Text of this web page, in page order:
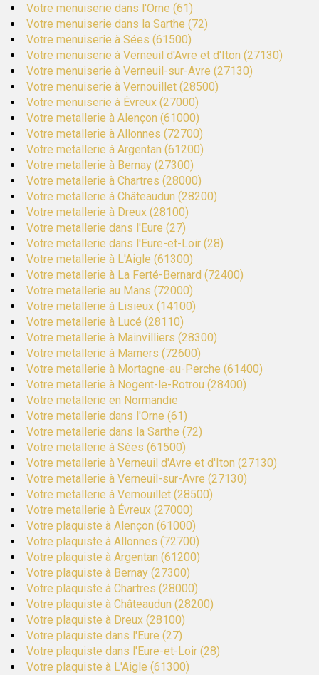
Votre menuiserie dans l'Orne (61)
Votre menuiserie dans la Sarthe (72)
Votre menuiserie à Sées (61500)
Votre menuiserie à Verneuil d'Avre et d'Iton (27130)
Votre menuiserie à Verneuil-sur-Avre (27130)
Votre menuiserie à Vernouillet (28500)
Votre menuiserie à Évreux (27000)
Votre metallerie à Alençon (61000)
Votre metallerie à Allonnes (72700)
Votre metallerie à Argentan (61200)
Votre metallerie à Bernay (27300)
Votre metallerie à Chartres (28000)
Votre metallerie à Châteaudun (28200)
Votre metallerie à Dreux (28100)
Votre metallerie dans l'Eure (27)
Votre metallerie dans l'Eure-et-Loir (28)
Votre metallerie à L'Aigle (61300)
Votre metallerie à La Ferté-Bernard (72400)
Votre metallerie au Mans (72000)
Votre metallerie à Lisieux (14100)
Votre metallerie à Lucé (28110)
Votre metallerie à Mainvilliers (28300)
Votre metallerie à Mamers (72600)
Votre metallerie à Mortagne-au-Perche (61400)
Votre metallerie à Nogent-le-Rotrou (28400)
Votre metallerie en Normandie
Votre metallerie dans l'Orne (61)
Votre metallerie dans la Sarthe (72)
Votre metallerie à Sées (61500)
Votre metallerie à Verneuil d'Avre et d'Iton (27130)
Votre metallerie à Verneuil-sur-Avre (27130)
Votre metallerie à Vernouillet (28500)
Votre metallerie à Évreux (27000)
Votre plaquiste à Alençon (61000)
Votre plaquiste à Allonnes (72700)
Votre plaquiste à Argentan (61200)
Votre plaquiste à Bernay (27300)
Votre plaquiste à Chartres (28000)
Votre plaquiste à Châteaudun (28200)
Votre plaquiste à Dreux (28100)
Votre plaquiste dans l'Eure (27)
Votre plaquiste dans l'Eure-et-Loir (28)
Votre plaquiste à L'Aigle (61300)